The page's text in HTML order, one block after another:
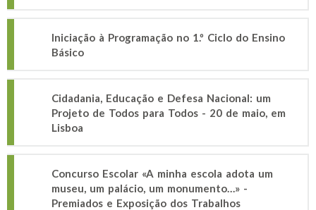
Iniciação à Programação no 1.º Ciclo do Ensino
Básico
Cidadania, Educação e Defesa Nacional: um
Projeto de Todos para Todos - 20 de maio, em
Lisboa
Concurso Escolar «A minha escola adota um
museu, um palácio, um monumento…» -
Premiados e Exposição dos Trabalhos